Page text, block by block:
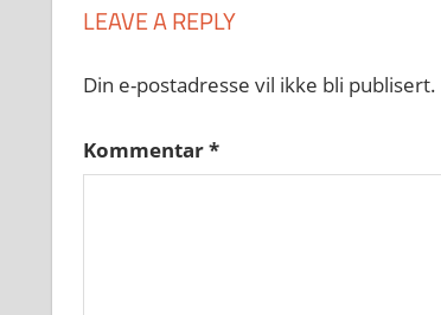
LEAVE A REPLY
Din e-postadresse vil ikke bli publisert.
Kommentar*